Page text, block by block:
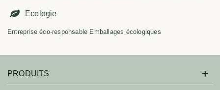
Ecologie
Entreprise éco-responsable Emballages écologiques
PRODUITS